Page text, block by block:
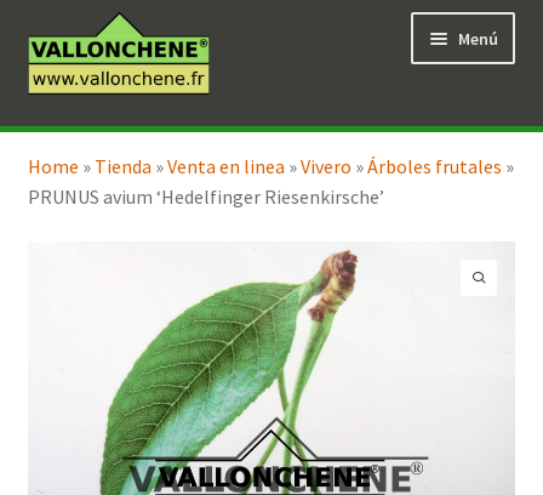
a
la
al
contenido
Menú
Tienda en línea
menú
Home » Tienda »Venta en linea »Vivero »Árboles frutales »
PRUNUS avium ‘Hedelfinger Riesenkirsche’